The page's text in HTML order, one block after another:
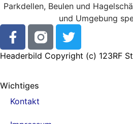
Parkdellen, Beulen und
und Umgebung
Headerbild Copyright (c) 123RF
Wichtiges
Kontakt